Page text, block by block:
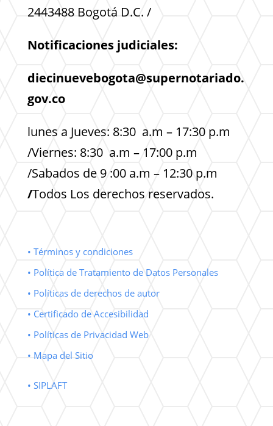
2443488 Bogotá D.C. /
Notificaciones judiciales:
diecinuevebogota@supernotariado.
gov.co
lunes a Jueves: 8:30 a.m – 17:30 p.m
/Viernes: 8:30 a.m – 17:00 p.m
/Sabados de 9 :00 a.m – 12:30 p.m
/Todos Los derechos reservados.
• Términos y condiciones
• Política de Tratamiento de Datos Personales
• Políticas de derechos de autor
• Certificado de Accesibilidad
• Políticas de Privacidad Web
• Mapa del Sitio
• SIPLAFT